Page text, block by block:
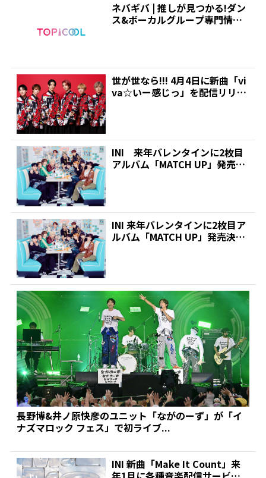
ネバギバ | 推しが見つかる!ダン
ス&ボーカルグループ専門情報
世が世なら!!! 4月4日に新曲「vi
va☆いー感じっ」を配信リリー
INI 来年バレンタインに2枚目
アルバム「MATCH UP」発売決
INI 来年バレンタインに2枚目ア
ルバム「MATCH UP」発売決定!
長野博&井ノ原快彦のユニット「ながのーず」が「イ
ナズマロック フェス」で初ライブ...
INI 新曲「Make It Count」来